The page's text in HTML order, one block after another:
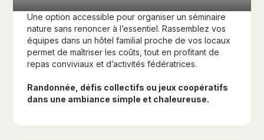
Une option accessible pour organiser un séminaire
nature sans renoncer à l’essentiel. Rassemblez vos
équipes dans un hôtel familial proche de vos locaux
permet de maîtriser les coûts, tout en profitant de
repas conviviaux et d’activités fédératrices.
Randonnée, défis collectifs ou jeux coopératifs
dans une ambiance simple et chaleureuse.